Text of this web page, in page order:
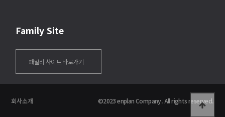
Family Site
패밀리 사이트 바로가기
회사소개 ©2023 enplan Company. All rights reserved.